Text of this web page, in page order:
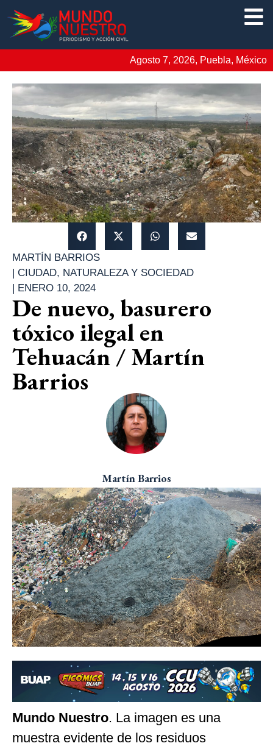
Agosto 7, 2026, Puebla, México
MARTÍN BARRIOS
| CIUDAD, NATURALEZA Y SOCIEDAD
| ENERO 10, 2024
De nuevo, basurero
tóxico ilegal en
Tehuacán / Martín
Barrios
Martín Barrios
Mundo Nuestro. La imagen es una
muestra evidente de los residuos